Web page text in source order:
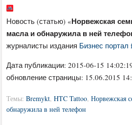
Новость (статью) «Норвежская
масла и обнаружила в ней
журналисты издания Бизнес портал
Дата публикации:2015-06-15
обновление страницы: 15.06.2015
Темы:Bremykt,HTC Tattoo,Норвежская
обнаружила в ней телефон